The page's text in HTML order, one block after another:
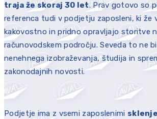
traja že skoraj 30 let. Prav gotovo so
referenca tudi v podjetju zaposleni, ki že
kakovostno in pridno opravljajo storitve
računovodskem področju. Seveda to ne
nenehnega izobraževanja, študija in
zakonodajnih novosti.
Podjetje ima z vsemi zaposlenimi